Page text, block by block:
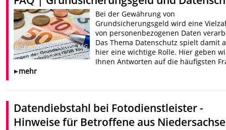
Bildrechte:Stockfotos-MG
| stock.adobe.com
Bei der Gewährung von
Grundsicherungsgeld wird eine
von personenbezogenen Daten
Das Thema Datenschutz spielt damit
hier eine wichtige Rolle. Hier geben
Ihnen Antworten auf die häufigsten
mehr
Datendiebstahl bei Fotodienstleister -
Hinweise für Betroffene aus